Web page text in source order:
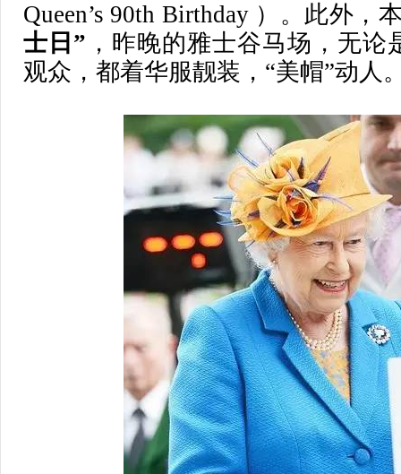
Queen’s 90th Birthday ）。此外，
士日” ，昨晚的雅士谷马场，无
观众，都着华服靓装，“美帽”动人